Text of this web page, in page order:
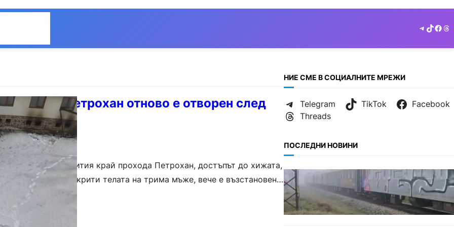
Telegram
TikTok
край Петрохан отново е отворен след
трагичните събития край прохода Петрохан, достъпът до хижата,
февруари бяха открити телата на трима мъже, вече е възстановен.
НИЕ СМЕ В СОЦИАЛНИТЕ МРЕЖИ
Telegram TikTok
Facebook
Threads
ПОСЛЕДНИ НОВИНИ
ОБЩЕСТВО
Бързият влак София – Варна
блъсна и уби жена край гара
Бутово